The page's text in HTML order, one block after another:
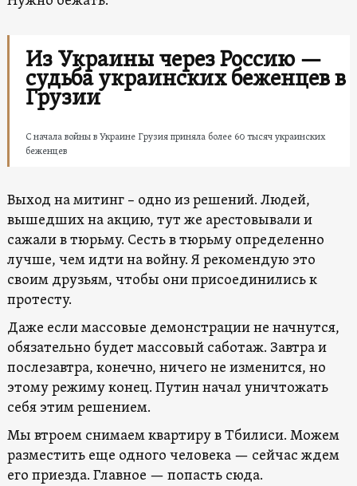
Из Украины через Россию —
судьба украинских беженцев в
Грузии
С начала войны в Украине Грузия приняла более 60 тысяч украинских
беженцев
Выход на митинг – одно из решений. Людей,
вышедших на акцию, тут же арестовывали и
сажали в тюрьму. Сесть в тюрьму определенно
лучше, чем идти на войну. Я рекомендую это
своим друзьям, чтобы они присоединились к
протесту.
Даже если массовые демонстрации не начнутся,
обязательно будет массовый саботаж. Завтра и
послезавтра, конечно, ничего не изменится, но
этому режиму конец. Путин начал уничтожать
себя этим решением.
Мы втроем снимаем квартиру в Тбилиси. Можем
разместить еще одного человека — сейчас ждем
его приезда. Главное — попасть сюда.